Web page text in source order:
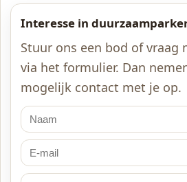
Interesse in
Stuur ons een bod of vraag
via het formulier. Dan
mogelijk contact met je op.